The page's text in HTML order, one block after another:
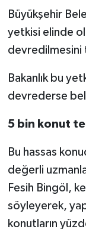
Büyükşehir
yetkisi elinde
Bakanlık bu
devrederse
5 bin konut
Bu hassas
değerli
Fesih Bingöl,
söyleyerek,
konutların